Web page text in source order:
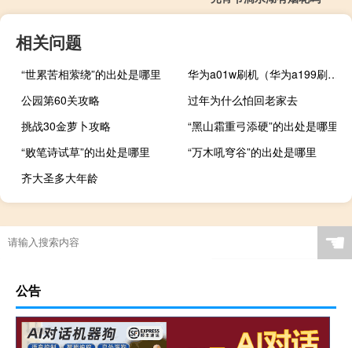
相关问题
“世累苦相萦绕”的出处是哪里
华为a01w刷机（华为a199刷机）
公园第60关攻略
过年为什么怕回老家去
挑战30金萝卜攻略
“黑山霜重弓添硬”的出处是哪里
“败笔诗试草”的出处是哪里
“万木吼穹谷”的出处是哪里
齐大圣多大年龄
☚
公告